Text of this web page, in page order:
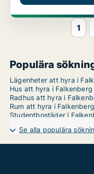
1
Populära
Lägenheter att hyra i
Hus att hyra i Falkenberg
Radhus att hyra i
Rum att hyra i Falkenberg
Studentbostäder i
Se alla populära